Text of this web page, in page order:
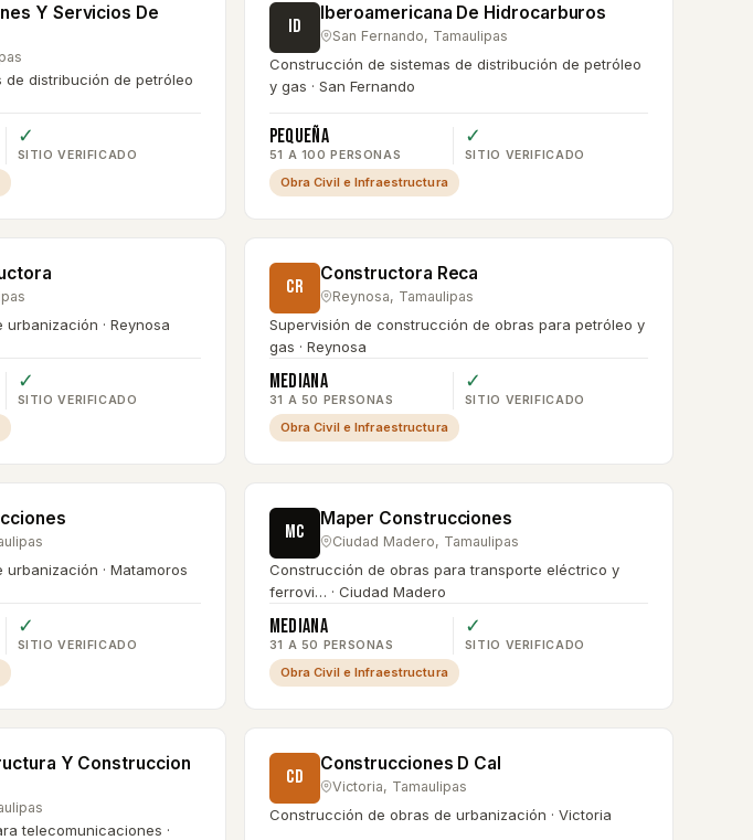
Y Servicios De
distribución de petróleo
✓
SITIO VERIFICADO
ID
Iberoamericana De Hidrocarburos
San Fernando, Tamaulipas
Construcción de sistemas de distribución de petróleo
y gas · San Fernando
Pequeña
51 A 100 PERSONAS
✓
SITIO VERIFICADO
Obra Civil e Infraestructura
· Reynosa
✓
SITIO VERIFICADO
CR
Constructora Reca
Reynosa, Tamaulipas
Supervisión de construcción de obras para petróleo y
gas · Reynosa
Mediana
31 A 50 PERSONAS
✓
SITIO VERIFICADO
Obra Civil e Infraestructura
· Matamoros
✓
SITIO VERIFICADO
MC
Maper Construcciones
Ciudad Madero, Tamaulipas
Construcción de obras para transporte eléctrico y
ferrovi… · Ciudad Madero
Mediana
31 A 50 PERSONAS
✓
SITIO VERIFICADO
Obra Civil e Infraestructura
Y Construccion
telecomunicaciones ·
CD
Construcciones D Cal
Victoria, Tamaulipas
Construcción de obras de urbanización · Victoria